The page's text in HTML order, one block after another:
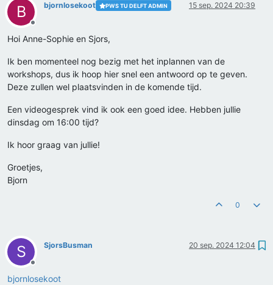
B
Offline
bjornlosekoot PWS TU DELFT ADMIN 15 sep. 2024 20:39
Hoi Anne-Sophie en Sjors,
Ik ben momenteel nog bezig met het inplannen van de
workshops, dus ik hoop hier snel een antwoord op te geven.
Deze zullen wel plaatsvinden in de komende tijd.
Een videogesprek vind ik ook een goed idee. Hebben jullie
dinsdag om 16:00 tijd?
Ik hoor graag van jullie!
Groetjes,
Bjorn
0
S
Offline
SjorsBusman 20 sep. 2024 12:04
bjornlosekoot